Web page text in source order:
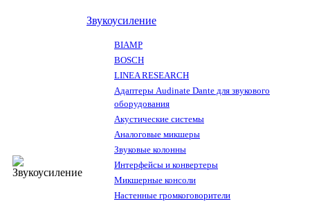
Звукоусиление
BIAMP
BOSCH
LINEA RESEARCH
Адаптеры Audinate Dante для звукового
оборудования
Акустические системы
Аналоговые микшеры
Звуковые колонны
Интерфейсы и конвертеры
Микшерные консоли
Настенные громкоговорители